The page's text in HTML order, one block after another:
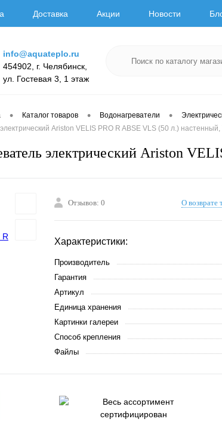
Доставка Акции Новости
info@aquateplo.ru
454902, г. Челябинск,
ул. Гостевая 3, 1 этаж
• Каталог товаров • Водонагреватели •
Ariston VELIS PRO R ABSE VLS (50 л.)
электрический Ariston
Отзывов: 0 О возврате
Характеристики:
Производитель
Гарантия
Артикул
Единица хранения
Картинки галереи
Способ крепления
Файлы